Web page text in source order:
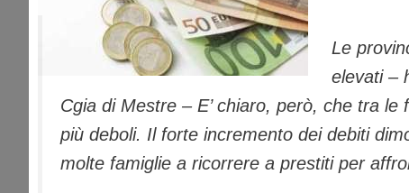
Le
elevati –
Cgia di Mestre – E’ chiaro, però, che tra
più deboli. Il forte incremento dei debiti
molte famiglie a ricorrere a prestiti per